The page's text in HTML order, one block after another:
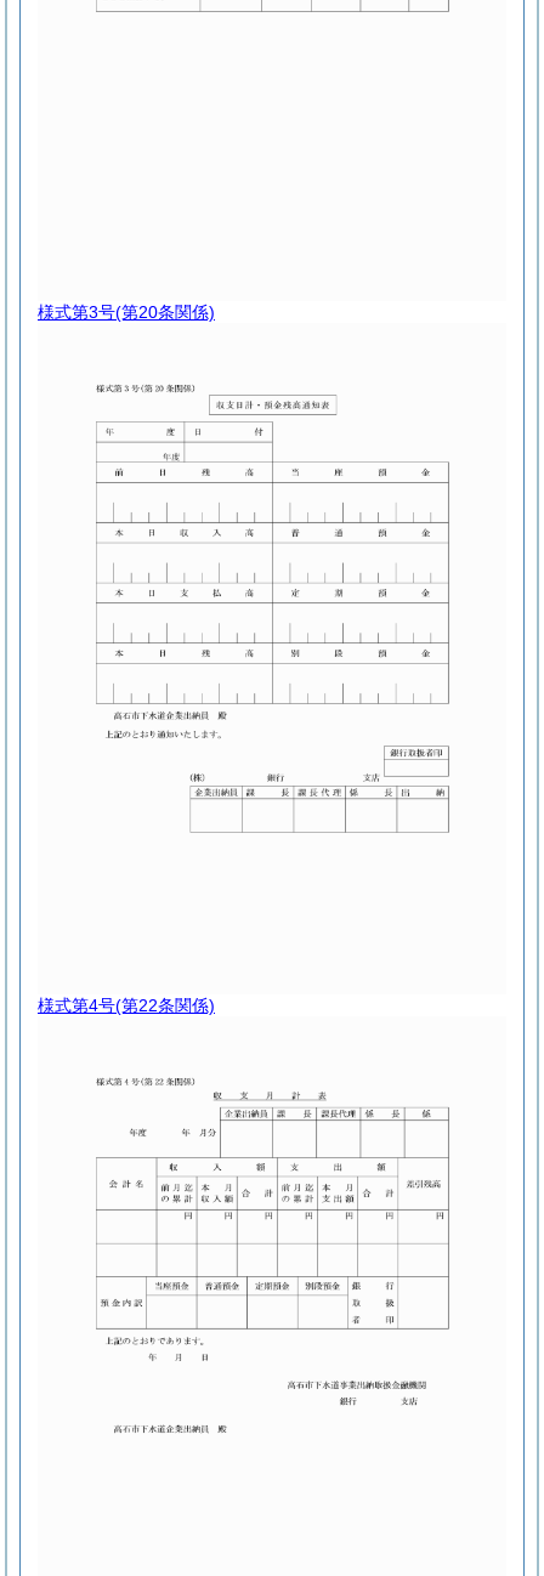
様式第3号(第20条関係)
様式第4号(第22条関係)